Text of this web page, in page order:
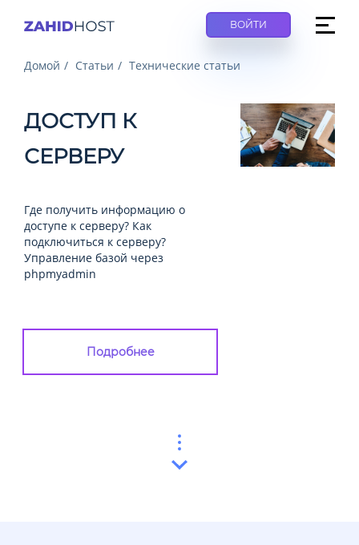
ВОЙТИ
Домой Статьи Технические статьи
ДОСТУП К
СЕРВЕРУ
Где получить информацию о
доступе к серверу? Как
подключиться к серверу?
Управление базой через
phpmyadmin
Подробнее